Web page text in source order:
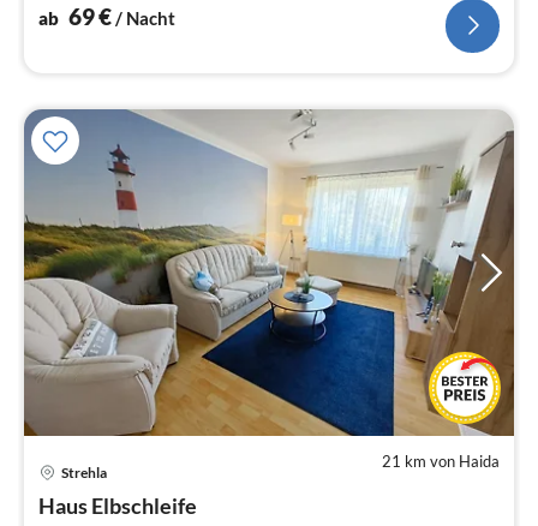
ab 69€/ Nacht
21 km von Haida
Strehla
Haus Elbschleife